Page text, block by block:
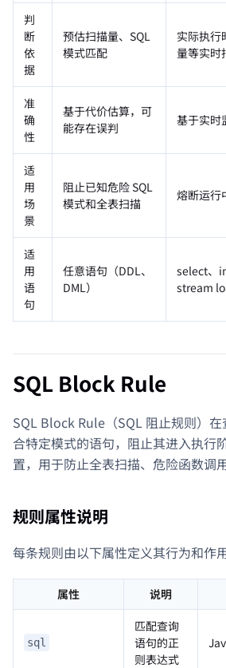
判
断
依
据
预估扫描量、SQL
模式匹配
实际执行
量等实时
准
确
性
基于代价估算，可
能存在误判
基于实时
适
用
场
景
阻止已知危险 SQL
模式和全表扫描
熔断运行
适
用
语
句
任意语句（DDL、
DML）
select、
stream
SQL Block Rule
SQL Block Rule（SQL 阻止规则）在
合特定模式的语句，阻止其进入执行
置，用于防止全表扫描、危险函数调
规则属性说明
每条规则由以下属性定义其行为和作用
属性 说明
sql
匹配查询
语句的正
则表达式